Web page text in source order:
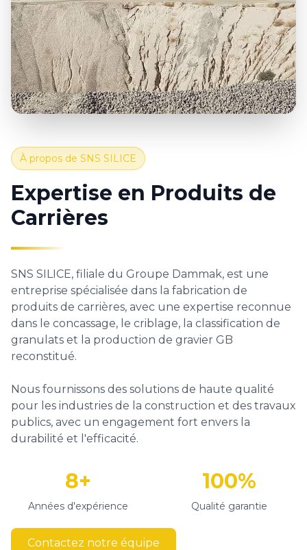
À propos de SNS SILICE
Expertise en Produits de
Carrières
SNS SILICE, filiale du Groupe Dammak, est une
entreprise spécialisée dans la fabrication de
produits de carrières, avec une expertise reconnue
dans le concassage, le criblage, la classification de
granulats et la production de gravier GB
reconstitué.
Nous fournissons des solutions de haute qualité
pour les industries de la construction et des travaux
publics, avec un engagement fort envers la
durabilité et l'efficacité.
8+
Années d'expérience
100%
Qualité garantie
Contactez notre équipe